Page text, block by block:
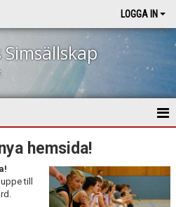
LOGGA IN
Simsällskap
hemsida!
till